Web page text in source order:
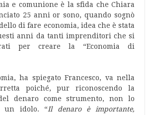
e comunione è la sfida che Chiara
25 anni or sono, quando sognò
di fare economia, idea che è stata
anni da tanti imprenditori che si
per creare la “Economia di
ha spiegato Francesco, va nella
poiché, pur riconoscendo la
denaro come strumento, non lo
un idolo. “Il denaro è importante,